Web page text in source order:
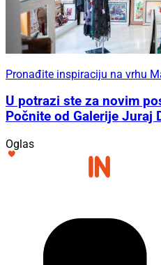
Pronađite inspiraciju na vrhu
U potrazi ste za novim
Počnite od Galerije Juraj
Oglas